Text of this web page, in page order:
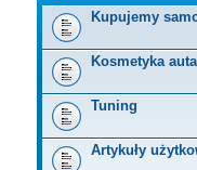
Kupujemy
Kosmetyka auta
Tuning
Artykuły